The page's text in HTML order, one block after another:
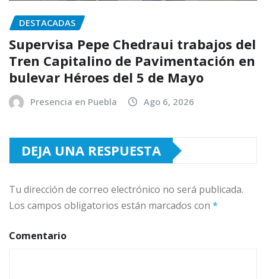
DESTACADAS
Supervisa Pepe Chedraui trabajos del
Tren Capitalino de Pavimentación en
bulevar Héroes del 5 de Mayo
Presencia en Puebla Ago 6, 2026
DEJA UNA RESPUESTA
Tu dirección de correo electrónico no será publicada.
Los campos obligatorios están marcados con *
Comentario